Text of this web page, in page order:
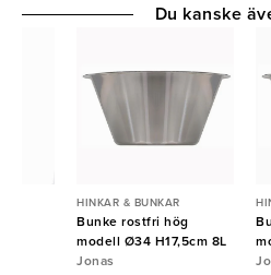
HINKAR & BUNKAR
Bunke rostfri hög
modell Ø34 H17,5cm 8L
Jonas
5L
Du kanske